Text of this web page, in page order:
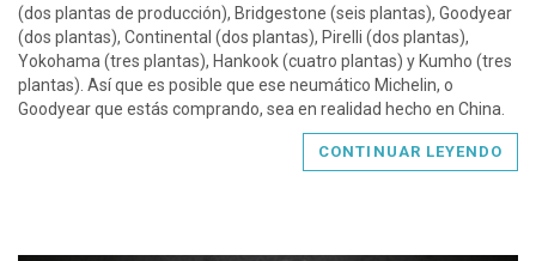
(dos plantas de producción), Bridgestone (seis plantas), Goodyear
(dos plantas), Continental (dos plantas), Pirelli (dos plantas),
Yokohama (tres plantas), Hankook (cuatro plantas) y Kumho (tres
plantas). Así que es posible que ese neumático Michelin, o
Goodyear que estás comprando, sea en realidad hecho en China.
CONTINUAR LEYENDO